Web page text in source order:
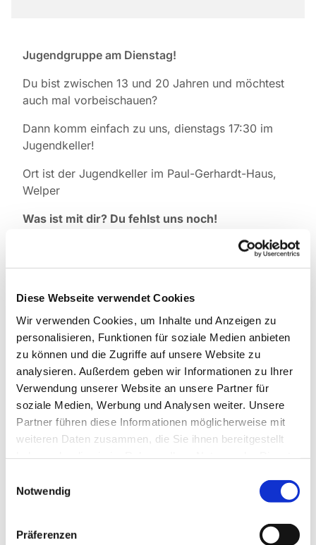
Diese Webseite verwendet Cookies
Wir verwenden Cookies, um Inhalte und Anzeigen zu
personalisieren, Funktionen für soziale Medien anbieten
zu können und die Zugriffe auf unsere Website zu
analysieren. Außerdem geben wir Informationen zu Ihrer
Verwendung unserer Website an unsere Partner für
soziale Medien, Werbung und Analysen weiter. Unsere
Partner führen diese Informationen möglicherweise mit
weiteren Daten zusammen, die Sie ihnen bereitgestellt
Notwendig
Präferenzen
Jugendgruppe am Dienstag!
Du bist zwischen 13 und 20 Jahren und möchtest
auch mal vorbeischauen?
Dann komm einfach zu uns, dienstags 17:30 im
Jugendkeller!
Ort ist der Jugendkeller im Paul-Gerhardt-Haus,
Welper
Was ist mit dir? Du fehlst uns noch!
Falls du was zur Jugendgruppe wissen willst,